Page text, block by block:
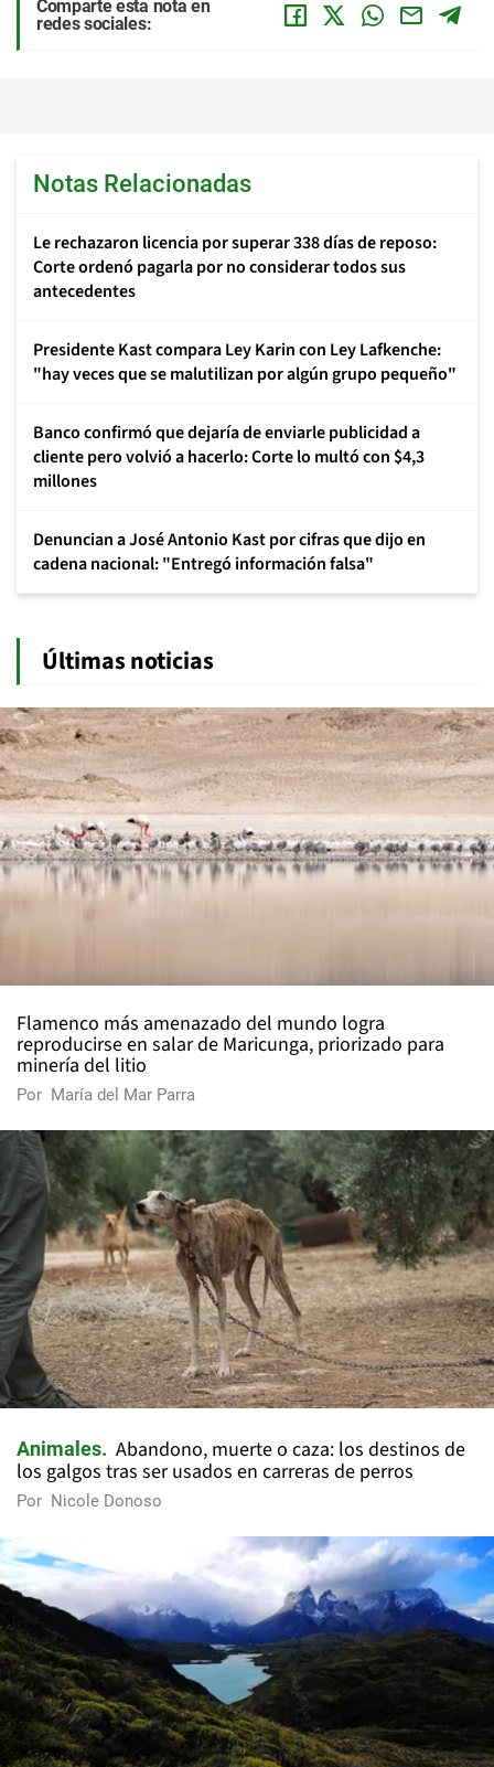
Comparte esta nota en
redes sociales:
Notas Relacionadas
Le rechazaron licencia por superar 338 días de reposo:
Corte ordenó pagarla por no considerar todos sus
antecedentes
Presidente Kast compara Ley Karin con Ley Lafkenche:
"hay veces que se malutilizan por algún grupo pequeño"
Banco confirmó que dejaría de enviarle publicidad a
cliente pero volvió a hacerlo: Corte lo multó con $4,3
millones
Denuncian a José Antonio Kast por cifras que dijo en
cadena nacional: "Entregó información falsa"
Últimas noticias
Flamenco más amenazado del mundo logra
reproducirse en salar de Maricunga, priorizado para
minería del litio
Por María del Mar Parra
Animales
Abandono, muerte o caza: los destinos de
los galgos tras ser usados en carreras de perros
Por Nicole Donoso